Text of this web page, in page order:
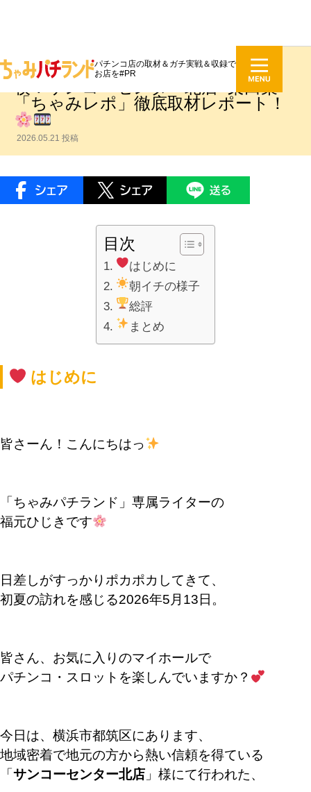
パチンコ店の取材＆ガチ実戦＆収録で
お店を#PR
東京グール2.9万発＆無職転生6000
枚！サンコーセンター北店×栗田栞
「ちゃみレポ」徹底取材レポート！
2026.05.21 投稿
目次
はじめに
朝イチの様子
総評
まとめ
はじめに
皆さーん！こんにちはっ
「ちゃみパチランド」専属ライターの
福元ひじきです
日差しがすっかりポカポカしてきて、
初夏の訪れを感じる2026年5月13日。
皆さん、お気に入りのマイホールで
パチンコ・スロットを楽しんでいますか？
今日は、横浜市都筑区にあります、
地域密着で地元の方から熱い信頼を得ている
「 サンコーセンター北店 」様にて行われた、